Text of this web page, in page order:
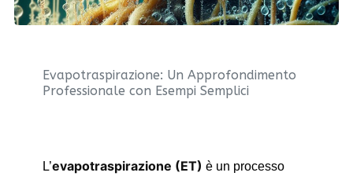
Evapotraspirazione: Un Approfondimento
Professionale con Esempi Semplici
L’evapotraspirazione (ET) è un processo